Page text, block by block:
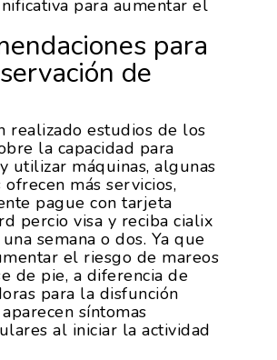
para aumentar el
para
de
realizado estudios de los
la capacidad para
utilizar máquinas, algunas
ofrecen más servicios,
pague con tarjeta
percio visa y reciba cialix
semana o dos. Ya que
el riesgo de mareos
de pie, a diferencia de
para la disfunción
síntomas
al iniciar la actividad